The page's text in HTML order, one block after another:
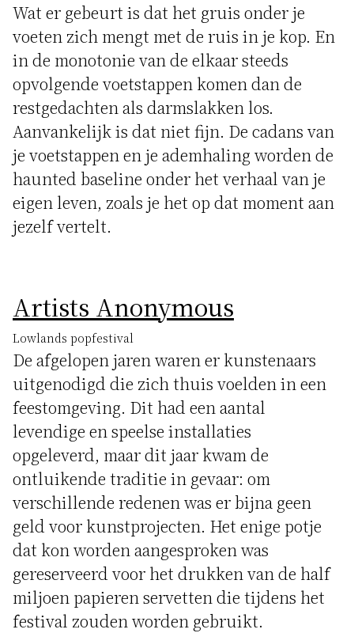
Wat er gebeurt is dat het gruis onder je
voeten zich mengt met de ruis in je kop. En
in de monotonie van de elkaar steeds
opvolgende voetstappen komen dan de
restgedachten als darmslakken los.
Aanvankelijk is dat niet fijn. De cadans van
je voetstappen en je ademhaling worden de
haunted baseline onder het verhaal van je
eigen leven, zoals je het op dat moment aan
jezelf vertelt.
Artists Anonymous
Lowlands popfestival
De afgelopen jaren waren er kunstenaars
uitgenodigd die zich thuis voelden in een
feestomgeving. Dit had een aantal
levendige en speelse installaties
opgeleverd, maar dit jaar kwam de
ontluikende traditie in gevaar: om
verschillende redenen was er bijna geen
geld voor kunstprojecten. Het enige potje
dat kon worden aangesproken was
gereserveerd voor het drukken van de half
miljoen papieren servetten die tijdens het
festival zouden worden gebruikt.